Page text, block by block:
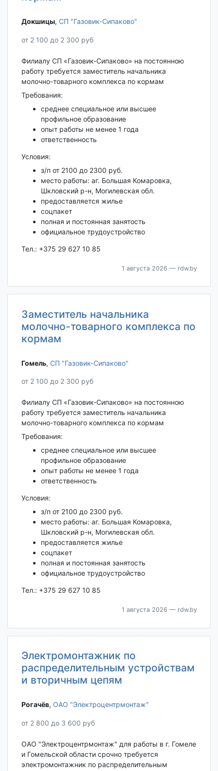
Докшицы‎, СП "Газовик-Сипаково"
от 2 100 до 2 300 руб
Филиалу СП «Газовик-Сипаково» на постоянною
работу требуется заместитель начальника
молочно-товарного комплекса по кормам
Требования:
среднее специальное или высшее
профильное образование
опыт работы не менее 1 года
ответственность
Условия:
з/п от 2100 до 2300 руб.
место работы: аг. Большая Комаровка,
Шкловский р-н, Могилевская обл.
предоставляется жилье
соцпакет
полная и постоянная занятость
официальное трудоустройство
Тел.: +375 29 627 10 85
1 августа 2026 — rdw.by
Заместитель начальника
молочно-товарного комплекса по
кормам
Гомель‎, СП "Газовик-Сипаково"
от 2 100 до 2 300 руб
Филиалу СП «Газовик-Сипаково» на постоянною
работу требуется заместитель начальника
молочно-товарного комплекса по кормам
Требования:
среднее специальное или высшее
профильное образование
опыт работы не менее 1 года
ответственность
Условия:
з/п от 2100 до 2300 руб.
место работы: аг. Большая Комаровка,
Шкловский р-н, Могилевская обл.
предоставляется жилье
соцпакет
полная и постоянная занятость
официальное трудоустройство
Тел.: +375 29 627 10 85
1 августа 2026 — rdw.by
Электромонтажник по
распределительным устройствам
и вторичным цепям
Рогачёв‎, ОАО "Электроцентрмонтаж"
от 2 800 до 3 600 руб
ОАО "Электроцентрмонтаж" для работы в г. Гомеле
и Гомельской области срочно требуется
электромонтажник по распределительным